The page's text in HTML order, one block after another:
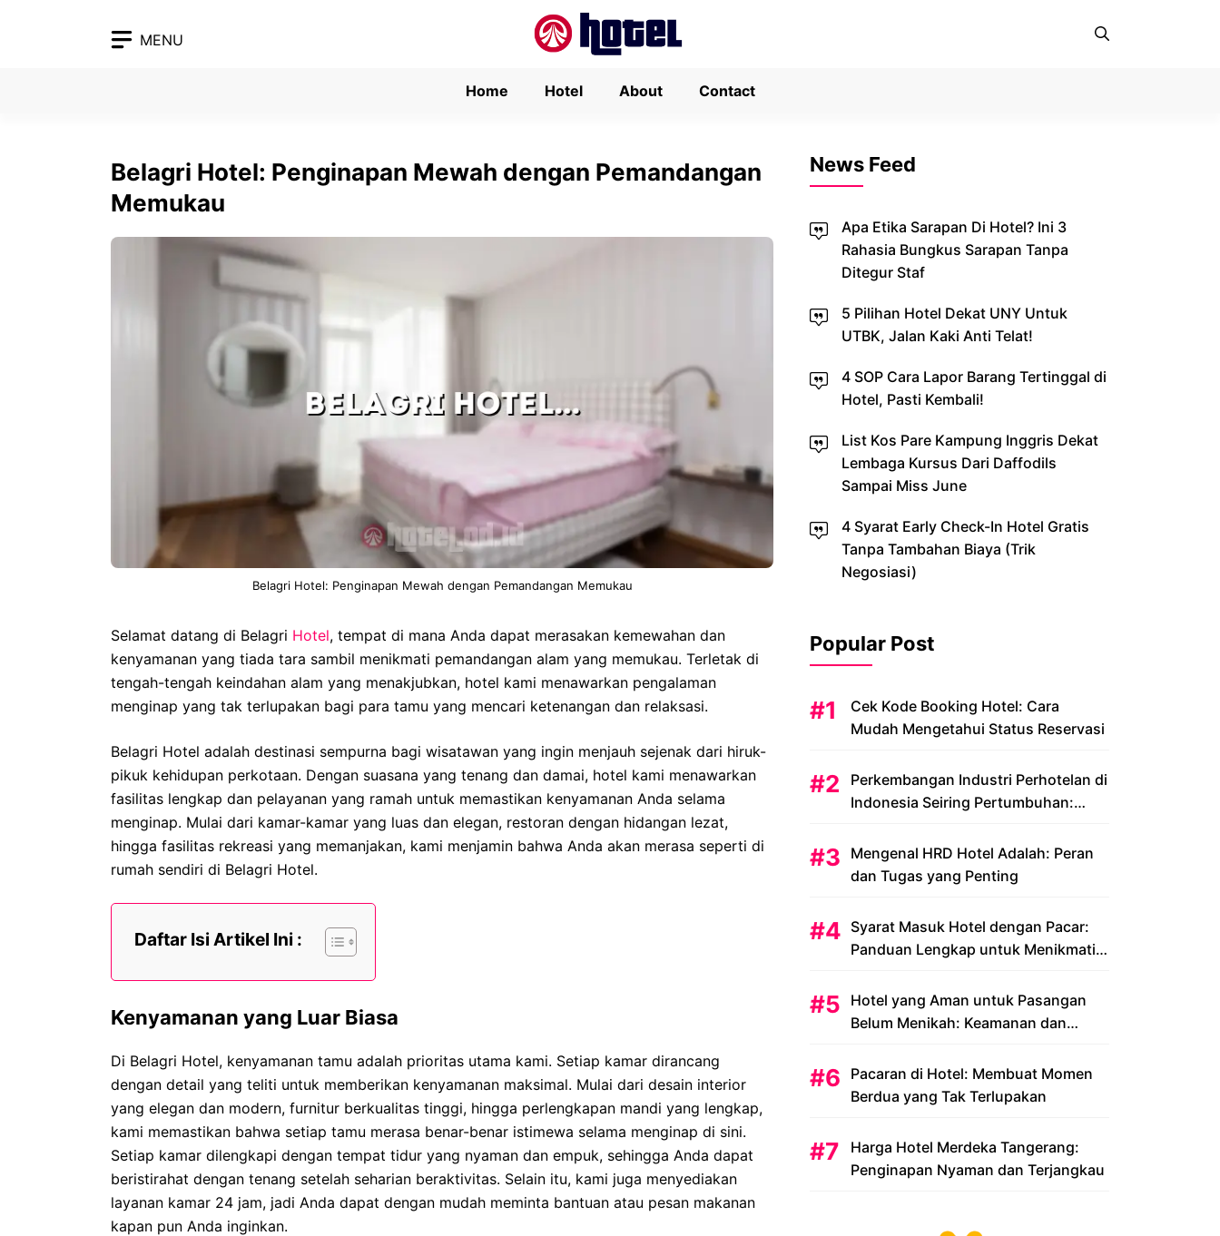
MENU
Home Hotel About Contact
Belagri Hotel: Penginapan Mewah dengan Pemandangan
Memukau
Belagri Hotel: Penginapan Mewah dengan Pemandangan Memukau
Selamat datang di Belagri Hotel, tempat di mana Anda dapat merasakan kemewahan dan
kenyamanan yang tiada tara sambil menikmati pemandangan alam yang memukau. Terletak di
tengah-tengah keindahan alam yang menakjubkan, hotel kami menawarkan pengalaman
menginap yang tak terlupakan bagi para tamu yang mencari ketenangan dan relaksasi.
Belagri Hotel adalah destinasi sempurna bagi wisatawan yang ingin menjauh sejenak dari hiruk-
pikuk kehidupan perkotaan. Dengan suasana yang tenang dan damai, hotel kami menawarkan
fasilitas lengkap dan pelayanan yang ramah untuk memastikan kenyamanan Anda selama
menginap. Mulai dari kamar-kamar yang luas dan elegan, restoran dengan hidangan lezat,
hingga fasilitas rekreasi yang memanjakan, kami menjamin bahwa Anda akan merasa seperti di
rumah sendiri di Belagri Hotel.
Daftar Isi Artikel Ini :
Kenyamanan yang Luar Biasa
Di Belagri Hotel, kenyamanan tamu adalah prioritas utama kami. Setiap kamar dirancang
dengan detail yang teliti untuk memberikan kenyamanan maksimal. Mulai dari desain interior
yang elegan dan modern, furnitur berkualitas tinggi, hingga perlengkapan mandi yang lengkap,
kami memastikan bahwa setiap tamu merasa benar-benar istimewa selama menginap di sini.
Setiap kamar dilengkapi dengan tempat tidur yang nyaman dan empuk, sehingga Anda dapat
beristirahat dengan tenang setelah seharian beraktivitas. Selain itu, kami juga menyediakan
layanan kamar 24 jam, jadi Anda dapat dengan mudah meminta bantuan atau pesan makanan
kapan pun Anda inginkan.
News Feed
Apa Etika Sarapan Di Hotel? Ini 3
Rahasia Bungkus Sarapan Tanpa
Ditegur Staf
5 Pilihan Hotel Dekat UNY Untuk
UTBK, Jalan Kaki Anti Telat!
4 SOP Cara Lapor Barang Tertinggal di
Hotel, Pasti Kembali!
List Kos Pare Kampung Inggris Dekat
Lembaga Kursus Dari Daffodils
Sampai Miss June
4 Syarat Early Check-In Hotel Gratis
Tanpa Tambahan Biaya (Trik
Negosiasi)
Popular Post
Cek Kode Booking Hotel: Cara
Mudah Mengetahui Status Reservasi
Perkembangan Industri Perhotelan di
Indonesia Seiring Pertumbuhan:
Mengenal HRD Hotel Adalah: Peran
dan Tugas yang Penting
Syarat Masuk Hotel dengan Pacar:
Panduan Lengkap untuk Menikmati
Hotel yang Aman untuk Pasangan
Belum Menikah: Keamanan dan
Pacaran di Hotel: Membuat Momen
Berdua yang Tak Terlupakan
Harga Hotel Merdeka Tangerang:
Penginapan Nyaman dan Terjangkau